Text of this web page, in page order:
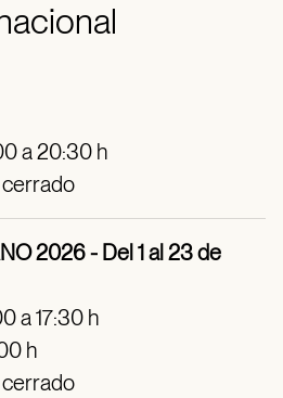
a 20:30 h
2026 - Del 1 al 23 de
a 17:30 h
h